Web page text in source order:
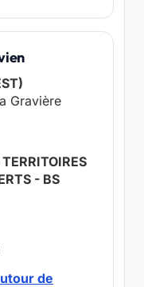
Gravière
- BS
de